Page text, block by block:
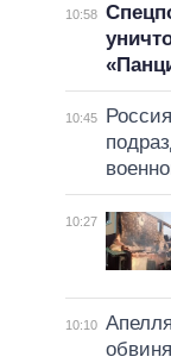
10:58
10:45
10:27
10:10